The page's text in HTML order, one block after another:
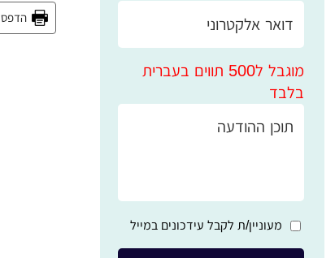
מוגבל ל500 תווים בעברית
בלבד
מעוניין/ת לקבל עידכונים במייל
הדפס